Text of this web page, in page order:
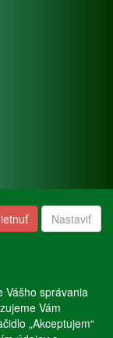
Nastaviť
Vášho správania
Vám
„Akceptujem“